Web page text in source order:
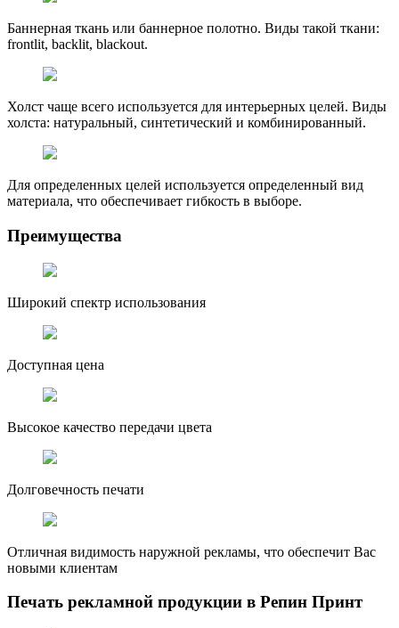
Баннерная ткань или баннерное полотно. Виды такой ткани:
frontlit, backlit, blackout.
Холст чаще всего используется для интерьерных целей. Виды
холста: натуральный, синтетический и комбинированный.
Для определенных целей используется определенный вид
материала, что обеспечивает гибкость в выборе.
Преимущества
Широкий спектр использования
Доступная цена
Высокое качество передачи цвета
Долговечность печати
Отличная видимость наружной рекламы, что обеспечит Вас
новыми клиентам
Печать рекламной продукции в Репин Принт